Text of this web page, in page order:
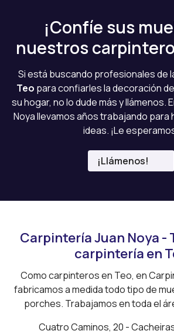
¡Confíe sus
nuestros
Si está buscando profesionales de
Teo para confiarles la decoración
su hogar, no lo dude más y llámenos.
Noya llevamos años trabajando para
ideas. ¡Le
¡Llámenos!
Carpintería Juan Noya -
carpintería en
Como carpinteros en Teo, en
fabricamos a medida todo tipo de
porches. Trabajamos en toda el
Cuatro Caminos, 20 -